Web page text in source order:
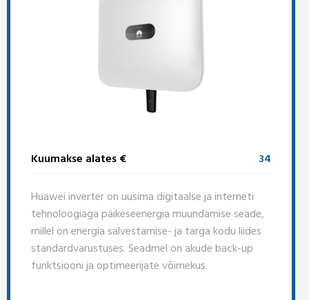
Kuumakse alates € 34
Huawei inverter on uusima digitaalse ja interneti
tehnoloogiaga päikeseenergia muundamise seade,
millel on energia salvestamise- ja targa kodu liides
standardvarustuses. Seadmel on akude back-up
funktsiooni ja optimeerijate võimekus.